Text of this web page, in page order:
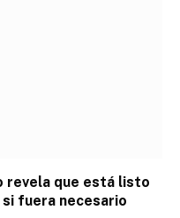
revela que está listo
fuera necesario